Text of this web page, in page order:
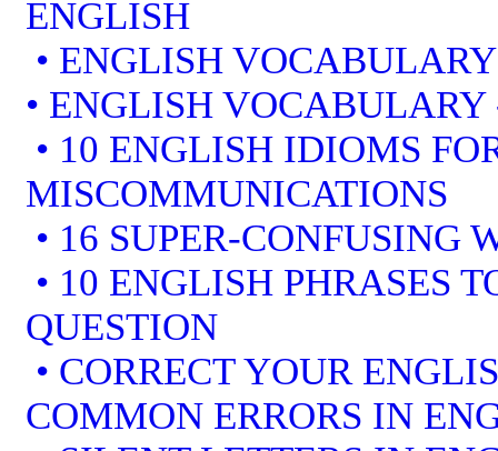
ENGLISH
• ENGLISH
• ENGLISH
• 10 ENGLISH IDIOMS
MISCOMMUNICATIONS
• 16 SUPER-CONFUSING
• 10 ENGLISH PHRASES
QUESTION
• CORRECT YOUR
COMMON ERRORS IN